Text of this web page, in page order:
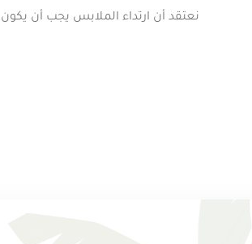
نعتقد أن ارتداء الملابس يجب أن